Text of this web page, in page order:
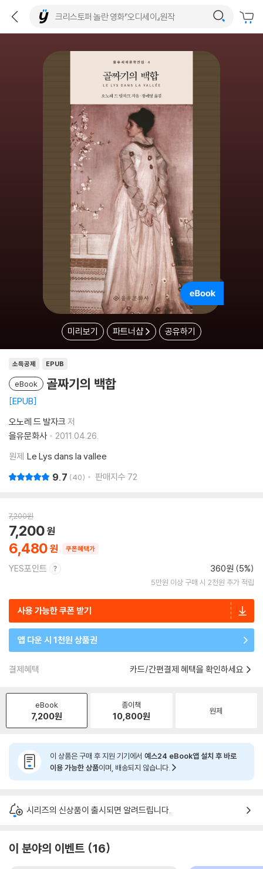
미리보기 파트너샵 공유하기
소득공제 EPUB
eBook 골짜기의 백합
EPUB
오노레 드 발자크 저
을유문화사
2011.04.26.
원제 Le Lys dans la vallee
9.7 40 판매지수 72
7,200원
6,480
7,200
쿠폰혜택가
YES포인트 360원 (5%)
5만원 이상 구매 시 2천원 추가 적립
사용 가능한 쿠폰 받기
앱 다운 시 1천원 상품권
결제혜택 카드/간편결제 혜택을 확인하세요
eBook
7,200원
종이책
10,800원 원제
이 상품은 구매 후 지원 기기에서 예스24 eBook앱 설치 후 바로
이용 가능한 상품이며, 배송되지 않습니다.
시리즈의 신상품이 출시되면 알려드립니다.
이 분야의 이벤트 16